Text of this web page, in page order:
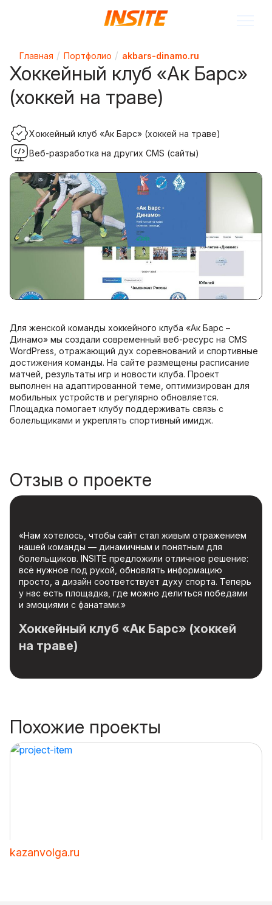
Главная Портфолио akbars-dinamo.ru
Хоккейный клуб «Ак Барс»
(хоккей на траве)
Хоккейный клуб «Ак Барс» (хоккей на траве)
Веб-разработка на других CMS (сайты)
Для женской команды хоккейного клуба «Ак Барс –
Динамо» мы создали современный веб-ресурс на CMS
WordPress, отражающий дух соревнований и спортивные
достижения команды. На сайте размещены расписание
матчей, результаты игр и новости клуба. Проект
выполнен на адаптированной теме, оптимизирован для
мобильных устройств и регулярно обновляется.
Площадка помогает клубу поддерживать связь с
болельщиками и укреплять спортивный имидж.
Отзыв о проекте
«Нам хотелось, чтобы сайт стал живым отражением
нашей команды — динамичным и понятным для
болельщиков. INSITE предложили отличное решение:
всё нужное под рукой, обновлять информацию
просто, а дизайн соответствует духу спорта. Теперь
у нас есть площадка, где можно делиться победами
и эмоциями с фанатами.»
Хоккейный клуб «Ак Барс» (хоккей
на траве)
Похожие проекты
kazanvolga.ru